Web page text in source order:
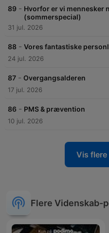
89 - Hvorfor er vi mennesker
(sommerspecial)
31 jul. 2026
88 - Vores fantastiske
24 jul. 2026
87 - Overgangsalderen
17 jul. 2026
86 - PMS & prævention
10 jul. 2026
Vis
Flere Videnskab-